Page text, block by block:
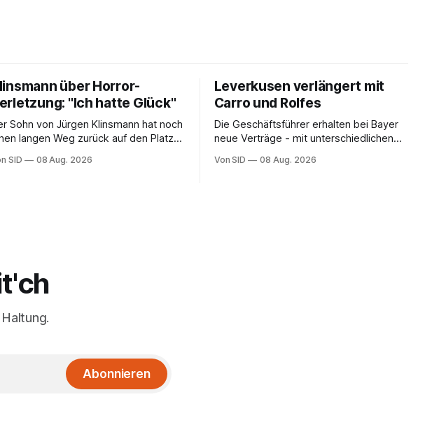
über Horror-
"Ich hatte Glück"
Sohn von Jürgen Klinsmann hat noch
langen Weg zurück auf den Platz
SID 08 Aug. 2026
Leverkusen verlängert mit
Carro und Rolfes
Die Geschäftsführer erhalten bei Bayer
neue Verträge - mit unterschiedlichen
Von SID 08 Aug. 2026
Abonnieren